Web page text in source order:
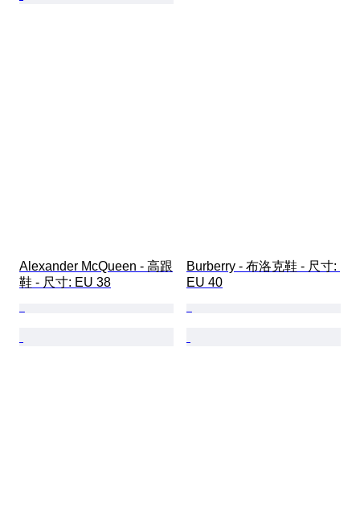
Alexander McQueen - 高跟
鞋 - 尺寸: EU 38
Burberry - 布洛克鞋 - 尺寸:
EU 40